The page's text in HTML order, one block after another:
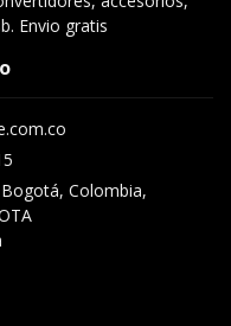
Envio gratis
Colombia,